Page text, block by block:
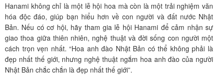
Hanami không chỉ là một lễ hội hoa mà còn là một trải nghiệm văn
hóa độc đáo, giúp bạn hiểu hơn về con người và đất nước Nhật
Bản. Nếu có cơ hội, hãy tham gia lễ hội Hanami để cảm nhận sự
giao thoa giữa thiên nhiên, nghệ thuật và đời sống con người một
cách trọn vẹn nhất. “Hoa anh đào Nhật Bản có thể không phải là
đẹp nhất thế giới, nhưng nghệ thuật ngắm hoa anh đào của người
Nhật Bản chắc chắn là đẹp nhất thế giới”.